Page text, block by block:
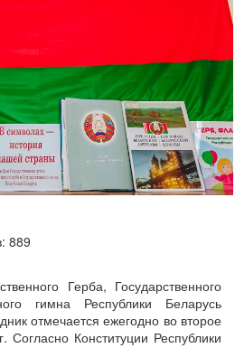
889
Герба, Государственного
гимна Республики Беларусь
отмечается ежегодно во второе
Согласно Конституции Республики